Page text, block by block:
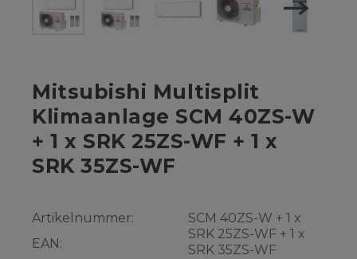
Mitsubishi Multisplit
Klimaanlage SCM 40ZS-W
+ 1 x SRK 25ZS-WF + 1 x
SRK 35ZS-WF
Artikelnummer:
EAN:
SCM 40ZS-W + 1 x
SRK 25ZS-WF + 1 x
SRK 35ZS-WF